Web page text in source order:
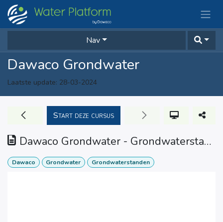
Overslaan naar inhoud
Nav
Dawaco Grondwater
Laatste update: 28-03-2024
Dawaco Grondwater - Grondwaterstanden
Start deze cursus
Dawaco Grondwater Grondwaterstanden